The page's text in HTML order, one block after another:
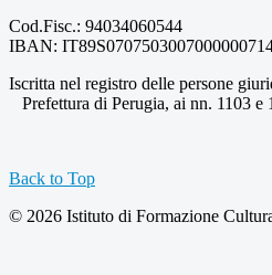
Cod.Fisc.: 94034060544
IBAN:
Iscritta nel registro delle persone
Prefettura di Perugia, ai nn. 1103 e
Back to Top
© 2026 Istituto di Formazione